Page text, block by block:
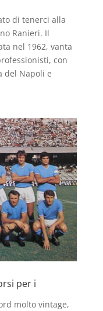
di tenerci alla
Ranieri. Il
nel 1962, vanta
con
del Napoli e
per i
molto vintage,